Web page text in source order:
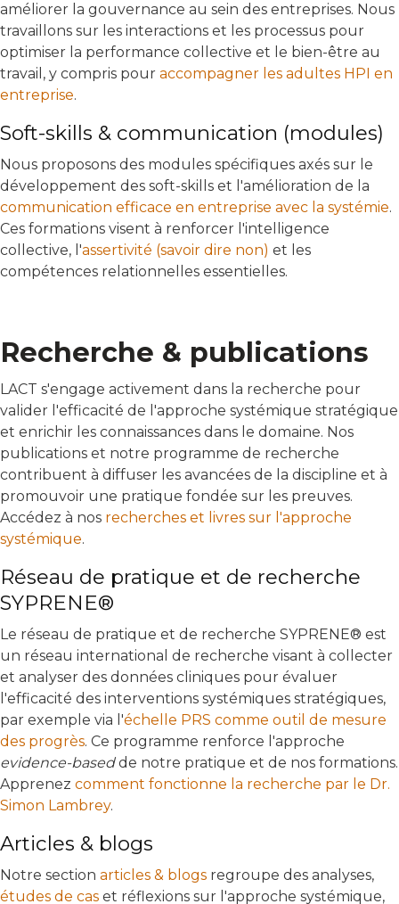
améliorer la gouvernance au sein des entreprises. Nous
travaillons sur les interactions et les processus pour
optimiser la performance collective et le bien-être au
travail, y compris pour accompagner les adultes HPI en
entreprise.
Soft-skills & communication (modules)
Nous proposons des modules spécifiques axés sur le
développement des soft-skills et l'amélioration de la
communication efficace en entreprise avec la systémie.
Ces formations visent à renforcer l'intelligence
collective, l'assertivité (savoir dire non) et les
compétences relationnelles essentielles.
Recherche & publications
LACT s'engage activement dans la recherche pour
valider l'efficacité de l'approche systémique stratégique
et enrichir les connaissances dans le domaine. Nos
publications et notre programme de recherche
contribuent à diffuser les avancées de la discipline et à
promouvoir une pratique fondée sur les preuves.
Accédez à nos recherches et livres sur l'approche
systémique.
Réseau de pratique et de recherche
SYPRENE®
Le réseau de pratique et de recherche SYPRENE® est
un réseau international de recherche visant à collecter
et analyser des données cliniques pour évaluer
l'efficacité des interventions systémiques stratégiques,
par exemple via l'échelle PRS comme outil de mesure
des progrès. Ce programme renforce l'approche
evidence-basedde notre pratique et de nos formations.
Apprenez comment fonctionne la recherche par le Dr.
Simon Lambrey.
Articles & blogs
Notre section articles & blogs regroupe des analyses,
études de cas et réflexions sur l'approche systémique,